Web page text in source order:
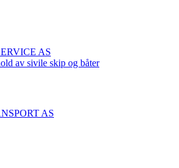
AS
av sivile skip og båter
AS